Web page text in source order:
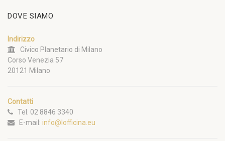
DOVE SIAMO
Indirizzo
Civico Planetario di Milano
Corso Venezia 57
20121 Milano
Contatti
Tel. 02 8846 3340
E-mail: info@lofficina.eu